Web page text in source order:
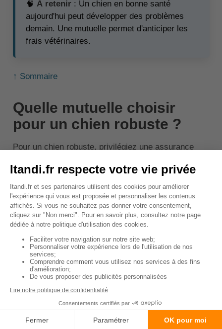
🧠 À retenir: Un chien en bonne santé
aujourd'hui peut développer des problèmes
demain. Une mutuelle permet d'anticiper les
frais vétérinaires.
↑ Sommaire
Quelle mutuelle choisir
pour un chien robuste ?
Pour un chien robuste, privilégiez une assurance
soins courants sans surcoût inutile.
Des garanties adaptées: prise en charge des
accidents et des consultations vétérinaires.
Une option prévention
: remboursement des
vaccins et bilans de santé.
💡À savoir: Certaines mutuelles proposent
des formules spécifiques pour les chiens
sportifs et actifs.